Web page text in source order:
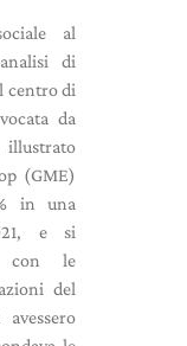
al
di
centro di
da
(GME)
in una
e si
con le
del